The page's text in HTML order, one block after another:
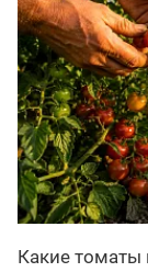
Какие томаты